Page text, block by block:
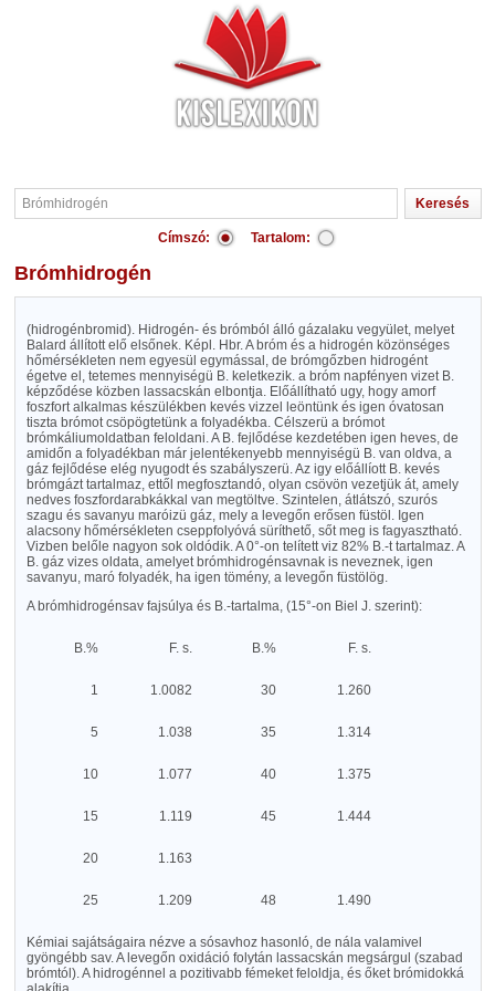
Címszó: Tartalom:
Brómhidrogén
(hidrogénbromid). Hidrogén- és brómból álló gázalaku vegyület, melyet
Balard állított elő elsőnek. Képl. Hbr. A bróm és a hidrogén közönséges
hőmérsékleten nem egyesül egymással, de brómgőzben hidrogént
égetve el, tetemes mennyiségü B. keletkezik. a bróm napfényen vizet B.
képződése közben lassacskán elbontja. Előállítható ugy, hogy amorf
foszfort alkalmas készülékben kevés vizzel leöntünk és igen óvatosan
tiszta brómot csöpögtetünk a folyadékba. Célszerü a brómot
brómkáliumoldatban feloldani. A B. fejlődése kezdetében igen heves, de
amidőn a folyadékban már jelentékenyebb mennyiségü B. van oldva, a
gáz fejlődése elég nyugodt és szabályszerü. Az igy előállíott B. kevés
brómgázt tartalmaz, ettől megfosztandó, olyan csövön vezetjük át, amely
nedves foszfordarabkákkal van megtöltve. Szintelen, átlátszó, szurós
szagu és savanyu maróizü gáz, mely a levegőn erősen füstöl. Igen
alacsony hőmérsékleten cseppfolyóvá süríthető, sőt meg is fagyasztható.
Vizben belőle nagyon sok oldódik. A 0°-on telített viz 82% B.-t tartalmaz. A
B. gáz vizes oldata, amelyet brómhidrogénsavnak is neveznek, igen
savanyu, maró folyadék, ha igen tömény, a levegőn füstölög.
A brómhidrogénsav fajsúlya és B.-tartalma, (15°-on Biel J. szerint):
B.% F. s. B.% F. s.
1 1.0082 30 1.260
5 1.038 35 1.314
10 1.077 40 1.375
15 1.119 45 1.444
20 1.163
25 1.209 48 1.490
Kémiai sajátságaira nézve a sósavhoz hasonló, de nála valamivel
gyöngébb sav. A levegőn oxidáció folytán lassacskán megsárgul (szabad
brómtól). A hidrogénnel a pozitivabb fémeket feloldja, és őket brómidokká